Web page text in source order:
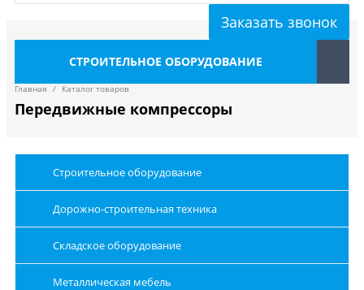
Заказать звонок
СТРОИТЕЛЬНОЕ ОБОРУДОВАНИЕ
Главная / Каталог товаров
Передвижные компрессоры
Строительное оборудование
Дорожно-строительная техника
Складское оборудование
Металлическая мебель